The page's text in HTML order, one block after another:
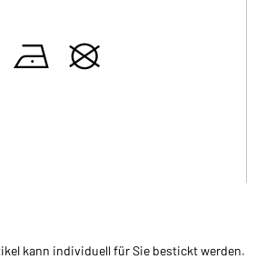
n U
kann individuell für Sie bestickt werden.